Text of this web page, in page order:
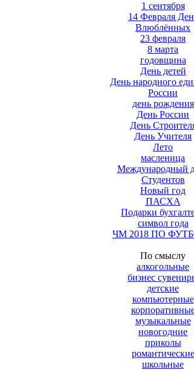
1 сентября
14 Февраля
Влюблённых
23 февраля
8 марта
годовщина
День детей
День народного
России
день рождения
День России
День
День Учителя
Лето
масленица
Международный
Студентов
Новый год
ПАСХА
Подарки
символ года
ЧМ 2018 ПО
По смыслу
алкогольные
бизнес
детские
компьютерные
музыкальные
новогодние
приколы
романтические
школьные